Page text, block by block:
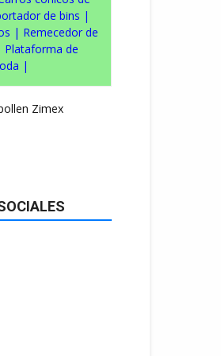
de bins |
| Remecedor de
Plataforma de
|